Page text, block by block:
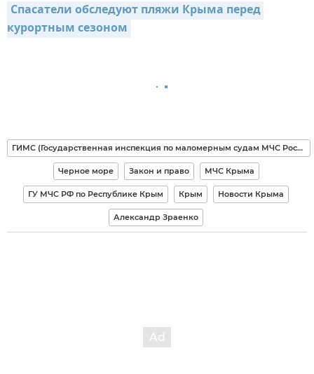
Спасатели обследуют пляжи Крыма перед
курортным сезоном
ГИМС (Государственная инспекция по маломерным судам МЧС России)
Черное море Закон и право МЧС Крыма
ГУ МЧС РФ по Республике Крым Крым Новости Крыма
Александр Зраенко